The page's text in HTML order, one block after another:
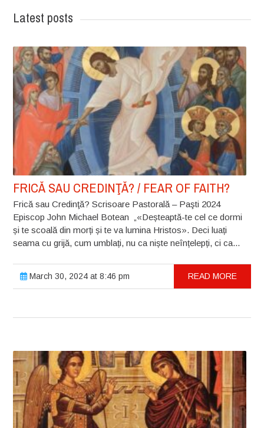
Latest posts
FRICĂ SAU CREDINŢĂ? / FEAR OF FAITH?
Frică sau Credinţă? Scrisoare Pastorală – Paşti 2024
Episcop John Michael Botean „«Deșteaptă-te cel ce dormi
și te scoală din morți și te va lumina Hristos». Deci luați
seama cu grijă, cum umblați, nu ca niște neînțelepți, ci ca...
March 30, 2024 at 8:46 pm READ MORE